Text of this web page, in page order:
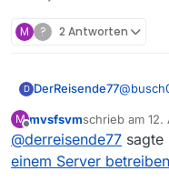
M ? 2 Antworten
D DerReisende77@
War
der
die
Für dich
M
Offline
mvsfsvmschrieb am 12.
zuletzt editiert
@derreisende77 sagte
einem Server